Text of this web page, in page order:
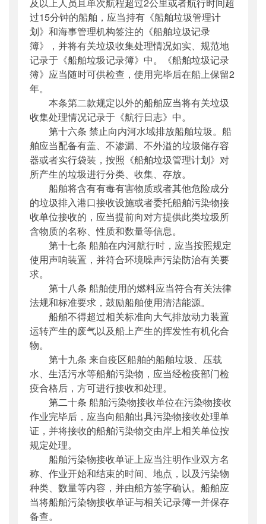
及以上人员且单次航程超过2公里或者航行时间超
过15分钟的船舶，应当持有《船舶垃圾管理计
划》和海事管理机构签注的《船舶垃圾记录
簿》，并将有关垃圾收集处理情况如实、规范地
记录于《船舶垃圾记录簿》中。《船舶垃圾记录
簿》应当随时可供检查，使用完毕后在船上保留2
年。
本条第二款规定以外的船舶应当将有关垃圾
收集处理情况记录于《航行日志》中。
第十六条 禁止向内河水域排放船舶垃圾。船
舶应当配备有盖、不渗漏、不外溢的垃圾储存容
器或者实行袋装，按照《船舶垃圾管理计划》对
所产生的垃圾进行分类、收集、存放。
船舶将含有有毒有害物质或者其他危险成分
的垃圾排入港口接收设施或者委托船舶污染物接
收单位接收的，应当提前向对方提供此类垃圾所
含物质的名称、性质和数量等信息。
第十七条 船舶在内河航行时，应当按照规定
使用声响装置，并符合环境噪声污染防治有关要
求。
第十八条 船舶使用的燃料应当符合有关法律
法规和标准要求，鼓励船舶使用清洁能源。
船舶不得超过相关标准向大气排放动力装置
运转产生的废气以及船上产生的挥发性有机化合
物。
第十九条 来自疫区船舶的船舶垃圾、压载
水、生活污水等船舶污染物，应当经检疫部门检
疫合格后，方可进行接收和处理。
第二十条 船舶污染物接收单位在污染物接收
作业完毕后，应当向船舶出具污染物接收处理单
证，并将接收的船舶污染物交由岸上相关单位按
规定处理。
船舶污染物接收单证上应当注明作业双方名
称、作业开始和结束的时间、地点，以及污染物
种类、数量等内容，并由船方签字确认。船舶应
当将船舶污染物接收单证与相关记录簿一并保存
备查。